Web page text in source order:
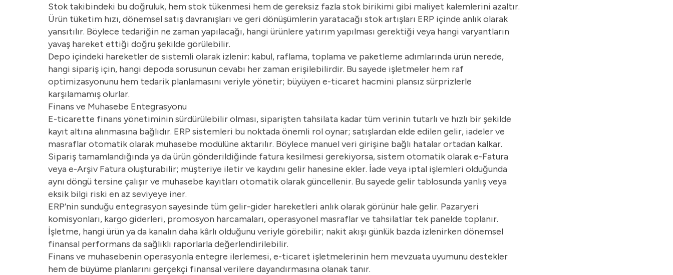
Stok takibindeki bu doğruluk, hem stok tükenmesi hem de gereksiz fazla stok birikimi gibi maliyet kalemlerini azaltır.
Ürün tüketim hızı, dönemsel satış davranışları ve geri dönüşümlerin yaratacağı stok artışları ERP içinde anlık olarak
yansıtılır. Böylece tedariğin ne zaman yapılacağı, hangi ürünlere yatırım yapılması gerektiği veya hangi varyantların
yavaş hareket ettiği doğru şekilde görülebilir.
Depo içindeki hareketler de sistemli olarak izlenir: kabul, raflama, toplama ve paketleme adımlarında ürün nerede,
hangi sipariş için, hangi depoda sorusunun cevabı her zaman erişilebilirdir. Bu sayede işletmeler hem raf
optimizasyonunu hem tedarik planlamasını veriyle yönetir; büyüyen e-ticaret hacmini plansız sürprizlerle
karşılamamış olurlar.
Finans ve Muhasebe Entegrasyonu
E-ticarette finans yönetiminin sürdürülebilir olması, siparişten tahsilata kadar tüm verinin tutarlı ve hızlı bir şekilde
kayıt altına alınmasına bağlıdır. ERP sistemleri bu noktada önemli rol oynar; satışlardan elde edilen gelir, iadeler ve
masraflar otomatik olarak muhasebe modülüne aktarılır. Böylece manuel veri girişine bağlı hatalar ortadan kalkar.
Sipariş tamamlandığında ya da ürün gönderildiğinde fatura kesilmesi gerekiyorsa, sistem otomatik olarak e-Fatura
veya e-Arşiv Fatura oluşturabilir; müşteriye iletir ve kaydını gelir hanesine ekler. İade veya iptal işlemleri olduğunda
aynı döngü tersine çalışır ve muhasebe kayıtları otomatik olarak güncellenir. Bu sayede gelir tablosunda yanlış veya
eksik bilgi riski en az seviyeye iner.
ERP’nin sunduğu entegrasyon sayesinde tüm gelir-gider hareketleri anlık olarak görünür hale gelir. Pazaryeri
komisyonları, kargo giderleri, promosyon harcamaları, operasyonel masraflar ve tahsilatlar tek panelde toplanır.
İşletme, hangi ürün ya da kanalın daha kârlı olduğunu veriyle görebilir; nakit akışı günlük bazda izlenirken dönemsel
finansal performans da sağlıklı raporlarla değerlendirilebilir.
Finans ve muhasebenin operasyonla entegre ilerlemesi, e-ticaret işletmelerinin hem mevzuata uyumunu destekler
hem de büyüme planlarını gerçekçi finansal verilere dayandırmasına olanak tanır.